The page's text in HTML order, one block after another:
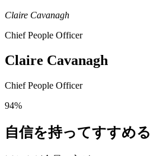
Claire Cavanagh
Chief People Officer
Claire Cavanagh
Chief People Officer
94%
自信を持ってすすめる